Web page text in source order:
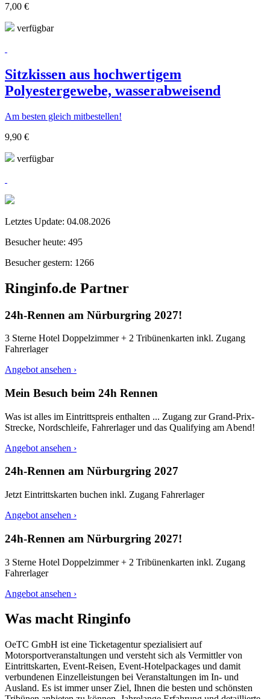
7,00 €
verfügbar
Sitzkissen aus hochwertigem
Polyestergewebe, wasserabweisend
Am besten gleich mitbestellen!
9,90 €
verfügbar
Letztes Update: 04.08.2026
Besucher heute: 495
Besucher gestern: 1266
Ringinfo.de Partner
24h-Rennen am Nürburgring 2027!
3 Sterne Hotel Doppelzimmer + 2 Tribünenkarten inkl. Zugang
Fahrerlager
Angebot ansehen ›
Mein Besuch beim 24h Rennen
Was ist alles im Eintrittspreis enthalten ... Zugang zur Grand-Prix-
Strecke, Nordschleife, Fahrerlager und das Qualifying am Abend!
Angebot ansehen ›
24h-Rennen am Nürburgring 2027
Jetzt Eintrittskarten buchen inkl. Zugang Fahrerlager
Angebot ansehen ›
24h-Rennen am Nürburgring 2027!
3 Sterne Hotel Doppelzimmer + 2 Tribünenkarten inkl. Zugang
Fahrerlager
Angebot ansehen ›
Was macht Ringinfo
OeTC GmbH ist eine Ticketagentur spezialisiert auf
Motorsportveranstaltungen und versteht sich als Vermittler von
Eintrittskarten, Event-Reisen, Event-Hotelpackages und damit
verbundenen Einzelleistungen bei Veranstaltungen im In- und
Ausland. Es ist immer unser Ziel, Ihnen die besten und schönsten